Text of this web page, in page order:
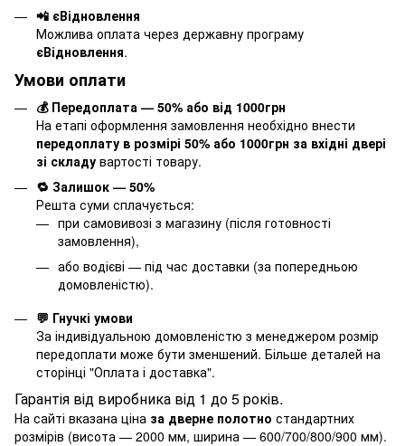
📲 єВідновлення
Можлива оплата через державну програму
єВідновлення.
Умови оплати
💰 Передоплата — 50% або від 1000грн
На етапі оформлення замовлення необхідно внести
передоплату в розмірі 50% або 1000грн за вхідні двері
зі складу вартості товару.
🔁 Залишок — 50%
Решта суми сплачується:
при самовивозі з магазину (після готовності
замовлення),
або водієві — під час доставки (за попередньою
домовленістю).
💬 Гнучкі умови
За індивідуальною домовленістю з менеджером розмір
передоплати може бути зменшений. Більше деталей на
сторінці "Оплата і доставка".
Гарантія від виробника від 1 до 5 років.
На сайті вказана ціна за дверне полотно стандартних
розмірів (висота — 2000 мм, ширина — 600/700/800/900 мм).